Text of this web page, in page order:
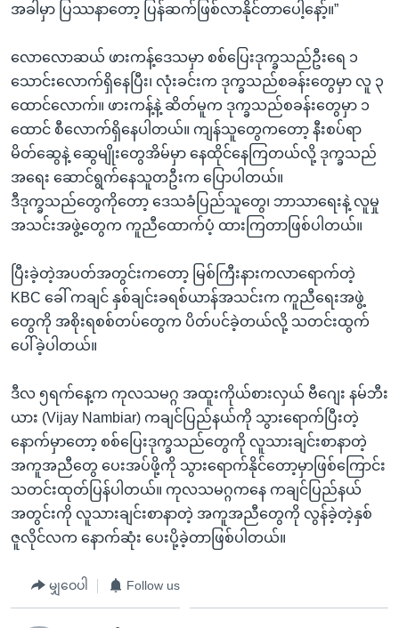
အခါမှာ ပြဿနာတော့ ပြန်ဆက်ဖြစ်လာနိုင်တာပေါ့နော့်။”
လောလောဆယ် ဖားကန့်ဒေသမှာ စစ်ပြေးဒုက္ခသည်ဦးရေ ၁
သောင်းလောက်ရှိနေပြီး၊ လုံးခင်းက ဒုက္ခသည်စခန်းတွေမှာ လူ ၃
ထောင်လောက်။ ဖားကန့်နဲ့ ဆိတ်မူက ဒုက္ခသည်စခန်းတွေမှာ ၁
ထောင် စီလောက်ရှိနေပါတယ်။ ကျန်သူတွေကတော့ နီးစပ်ရာ
မိတ်ဆွေနဲ့ ဆွေမျိုးတွေအိမ်မှာ နေထိုင်နေကြတယ်လို့ ဒုက္ခသည်
အရေး ဆောင်ရွက်နေသူတဦးက ပြောပါတယ်။
ဒီဒုက္ခသည်တွေကိုတော့ ဒေသခံပြည်သူတွေ၊ ဘာသာရေးနဲ့ လူမှု
အသင်းအဖွဲ့တွေက ကူညီထောက်ပံ့ ထားကြတာဖြစ်ပါတယ်။
ပြီးခဲ့တဲ့အပတ်အတွင်းကတော့ မြစ်ကြီးနားကလာရောက်တဲ့
KBC ခေါ် ကချင် နှစ်ချင်းခရစ်ယာန်အသင်းက ကူညီရေးအဖွဲ့
တွေကို အစိုးရစစ်တပ်တွေက ပိတ်ပင်ခဲ့တယ်လို့ သတင်းထွက်
ပေါ်ခဲ့ပါတယ်။
ဒီလ ၅ရက်နေ့က ကုလသမဂ္ဂ အထူးကိုယ်စားလှယ် ဗီဂျေး နမ်ဘီး
ယား (Vijay Nambiar) ကချင်ပြည်နယ်ကို သွားရောက်ပြီးတဲ့
နောက်မှာတော့ စစ်ပြေးဒုက္ခသည်တွေကို လူသားချင်းစာနာတဲ့
အကူအညီတွေ ပေးအပ်ဖို့ကို သွားရောက်နိုင်တော့မှာဖြစ်ကြောင်း
သတင်းထုတ်ပြန်ပါတယ်။ ကုလသမဂ္ဂကနေ ကချင်ပြည်နယ်
အတွင်းကို လူသားချင်းစာနာတဲ့ အကူအညီတွေကို လွန်ခဲ့တဲ့နှစ်
ဇူလိုင်လက နောက်ဆုံး ပေးပို့ခဲ့တာဖြစ်ပါတယ်။
မျှဝေပါ Follow us